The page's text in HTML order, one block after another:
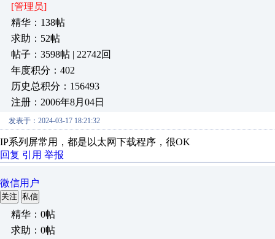
[管理员]
精华：138帖
求助：52帖
帖子：3598帖 | 22742回
年度积分：402
历史总积分：156493
注册：2006年8月04日
发表于：2024-03-17 18:21:32
IP系列屏常用，都是以太网下载程序，很OK
回复 引用 举报
微信用户
关注 私信
精华：0帖
求助：0帖